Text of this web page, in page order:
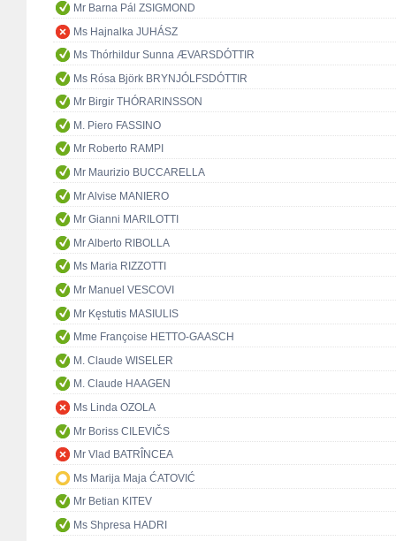
Mr Barna Pál ZSIGMOND
Ms Hajnalka JUHÁSZ
Ms Thórhildur Sunna ÆVARSDÓTTIR
Ms Rósa Björk BRYNJÓLFSDÓTTIR
Mr Birgir THÓRARINSSON
M. Piero FASSINO
Mr Roberto RAMPI
Mr Maurizio BUCCARELLA
Mr Alvise MANIERO
Mr Gianni MARILOTTI
Mr Alberto RIBOLLA
Ms Maria RIZZOTTI
Mr Manuel VESCOVI
Mr Kęstutis MASIULIS
Mme Françoise HETTO-GAASCH
M. Claude WISELER
M. Claude HAAGEN
Ms Linda OZOLA
Mr Boriss CILEVIČS
Mr Vlad BATRÎNCEA
Ms Marija Maja ĆATOVIĆ
Mr Betian KITEV
Ms Shpresa HADRI